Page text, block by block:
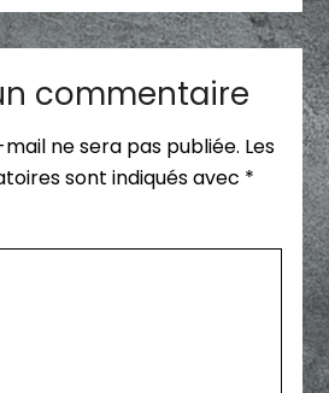
commentaire
ne sera pas publiée. Les
sont indiqués avec *